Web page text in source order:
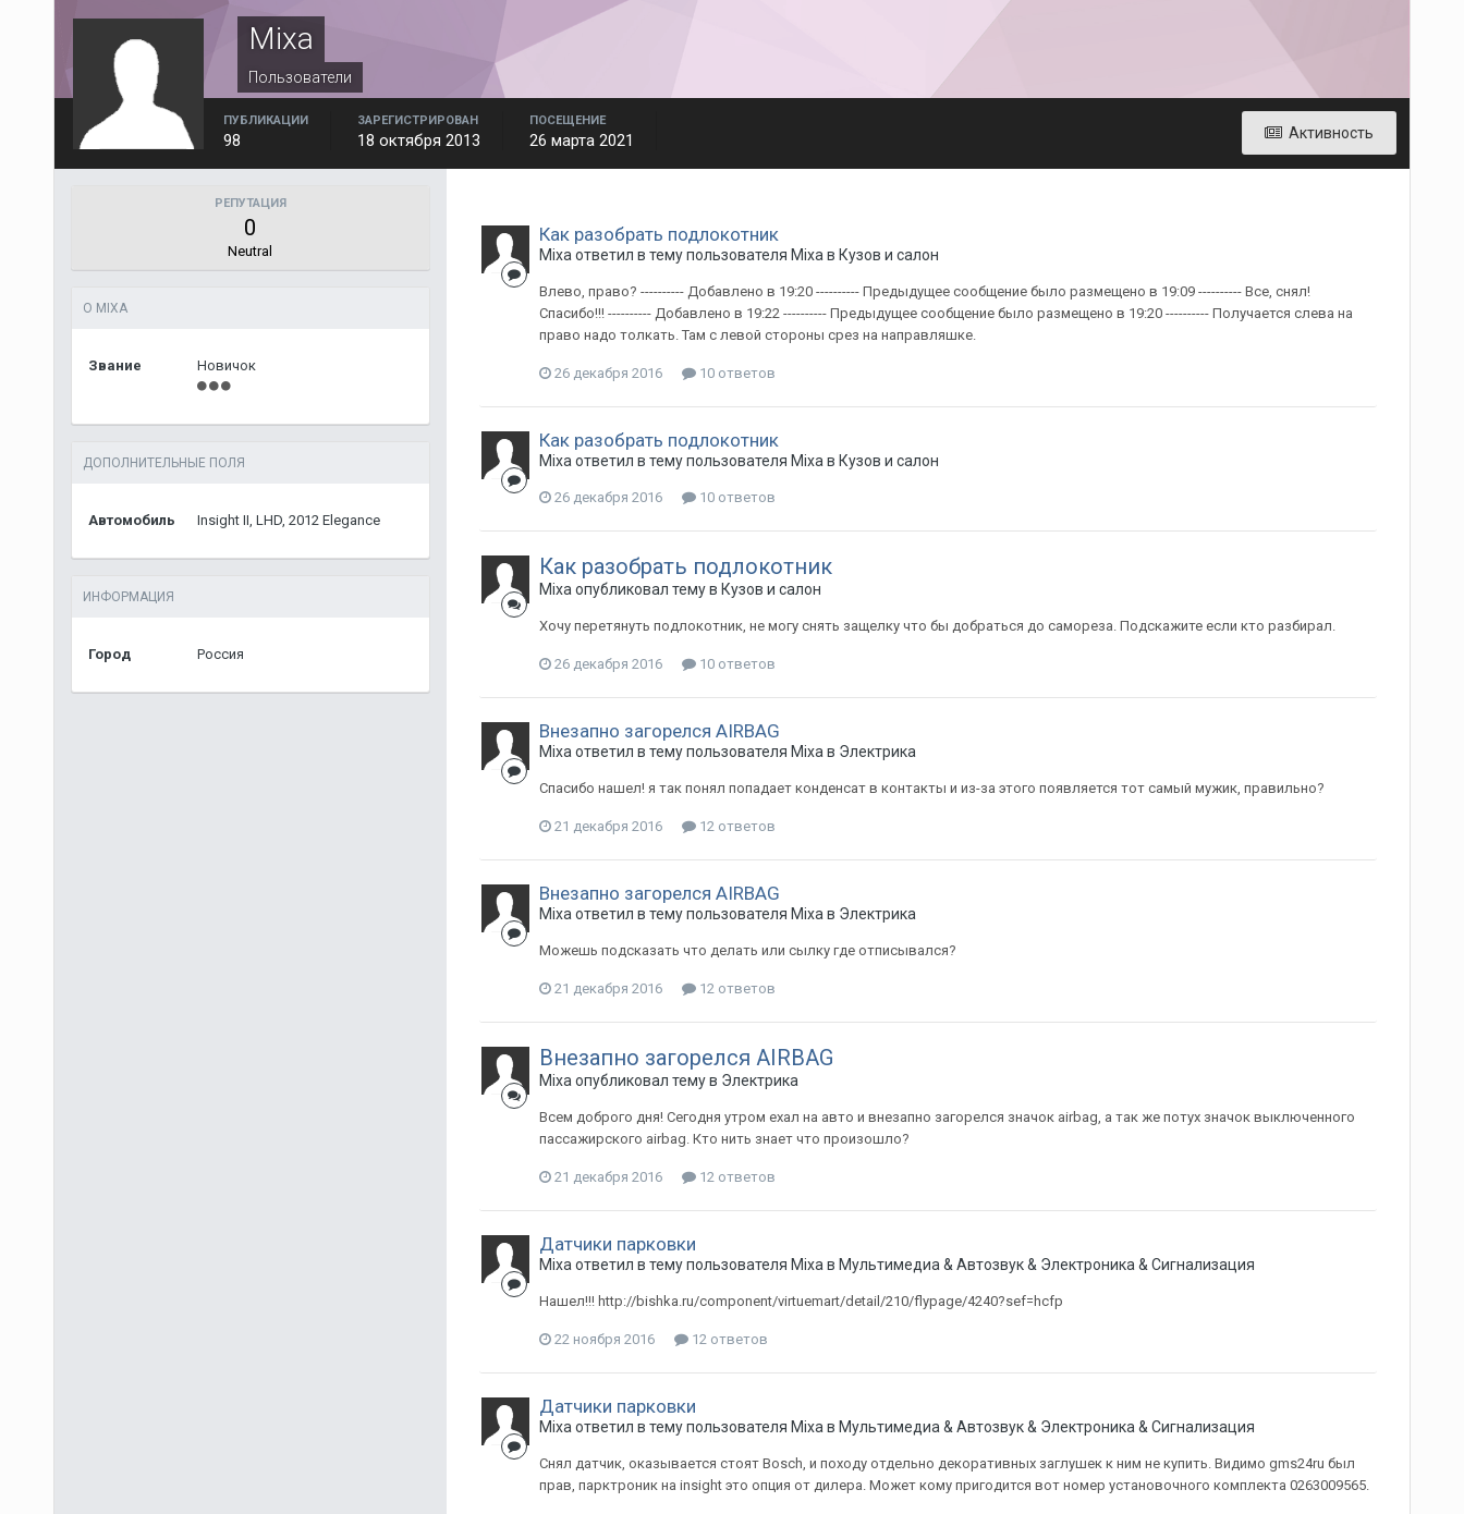
Mixa
Пользователи
Активность
ПУБЛИКАЦИИ
98
ЗАРЕГИСТРИРОВАН
18 октября 2013
ПОСЕЩЕНИЕ
26 марта 2021
РЕПУТАЦИЯ
0
Neutral
О MIXA
Звание Новичок
ДОПОЛНИТЕЛЬНЫЕ ПОЛЯ
Автомобиль Insight II, LHD, 2012 Elegance
ИНФОРМАЦИЯ
Город Россия
Как разобрать подлокотник
Mixa ответил в тему пользователя Mixa в Кузов и салон
Влево, право? ---------- Добавлено в 19:20 ---------- Предыдущее сообщение было размещено в 19:09 ---------- Все, снял!
Спасибо!!! ---------- Добавлено в 19:22 ---------- Предыдущее сообщение было размещено в 19:20 ---------- Получается слева на
право надо толкать. Там с левой стороны срез на направляшке.
26 декабря 2016 10 ответов
Как разобрать подлокотник
Mixa ответил в тему пользователя Mixa в Кузов и салон
26 декабря 2016 10 ответов
Как разобрать подлокотник
Mixa опубликовал тему в Кузов и салон
Хочу перетянуть подлокотник, не могу снять защелку что бы добраться до самореза. Подскажите если кто разбирал.
26 декабря 2016 10 ответов
Внезапно загорелся AIRBAG
Mixa ответил в тему пользователя Mixa в Электрика
Спасибо нашел! я так понял попадает конденсат в контакты и из-за этого появляется тот самый мужик, правильно?
21 декабря 2016 12 ответов
Внезапно загорелся AIRBAG
Mixa ответил в тему пользователя Mixa в Электрика
Можешь подсказать что делать или сылку где отписывался?
21 декабря 2016 12 ответов
Внезапно загорелся AIRBAG
Mixa опубликовал тему в Электрика
Всем доброго дня! Сегодня утром ехал на авто и внезапно загорелся значок airbag, а так же потух значок выключенного
пассажирского airbag. Кто нить знает что произошло?
21 декабря 2016 12 ответов
Датчики парковки
Mixa ответил в тему пользователя Mixa в Мультимедиа & Автозвук & Электроника & Сигнализация
Нашел!!! http://bishka.ru/component/virtuemart/detail/210/flypage/4240?sef=hcfp
22 ноября 2016 12 ответов
Датчики парковки
Mixa ответил в тему пользователя Mixa в Мультимедиа & Автозвук & Электроника & Сигнализация
Снял датчик, оказывается стоят Bosch, и походу отдельно декоративных заглушек к ним не купить. Видимо gms24ru был
прав, парктроник на insight это опция от дилера. Может кому пригодится вот номер установочного комплекта 0263009565.